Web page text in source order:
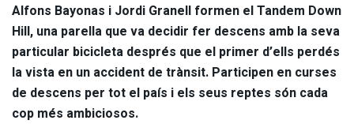
Alfons Bayonas i Jordi Granell formen el Tandem Down
Hill, una parella que va decidir fer descens amb la seva
particular bicicleta després que el primer d’ells perdés
la vista en un accident de trànsit. Participen en curses
de descens per tot el país i els seus reptes són cada
cop més ambiciosos.